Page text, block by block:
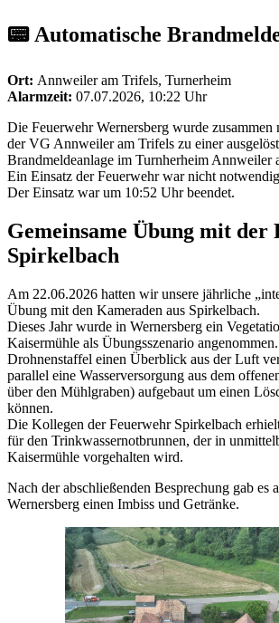
📟 Automatische
Ort: Annweiler am Trifels, Turnerheim
Alarmzeit: 07.07.2026, 10:22 Uhr
Die Feuerwehr Wernersberg wurde zusammen
der VG Annweiler am Trifels zu einer
Brandmeldeanlage im Turnherheim Annweiler
Ein Einsatz der Feuerwehr war nicht
Der Einsatz war um 10:52 Uhr beendet.
Gemeinsame Übung mit der
Spirkelbach
Am 22.06.2026 hatten wir unsere jährliche
Übung mit den Kameraden aus Spirkelbach.
Dieses Jahr wurde in Wernersberg ein
Kaisermühle als Übungsszenario
Drohnenstaffel einen Überblick aus der Luft
parallel eine Wasserversorgung aus dem
über den Mühlgraben) aufgebaut um einen
können.
Die Kollegen der Feuerwehr Spirkelbach
für den Trinkwassernotbrunnen, der in
Kaisermühle vorgehalten wird.
Nach der abschließenden Besprechung gab es
Wernersberg einen Imbiss und Getränke.